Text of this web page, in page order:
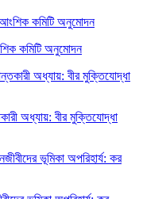
কমিটি অনুমোদন
অধ্যায়: বীর মুক্তিযোদ্ধা